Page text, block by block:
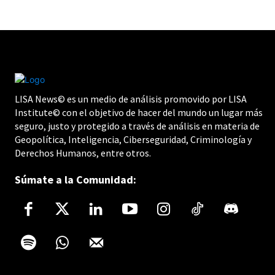
LISA News© es un medio de análisis promovido por LISA
Institute© con el objetivo de hacer del mundo un lugar más
seguro, justo y protegido a través de análisis en materia de
Geopolítica, Inteligencia, Ciberseguridad, Criminología y
Derechos Humanos, entre otros.
Súmate a la Comunidad: